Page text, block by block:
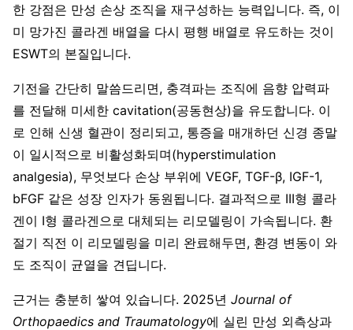
한 강점은 만성 손상 조직을 재구성하는 능력입니다. 즉, 이
미 망가진 콜라겐 배열을 다시 평행 배열로 유도하는 것이
ESWT의 본질입니다.
기전을 간단히 말씀드리면, 충격파는 조직에 음향 압력파
를 전달해 미세한 cavitation(공동현상)을 유도합니다. 이
로 인해 신생 혈관이 정리되고, 통증을 매개하던 신경 종말
이 일시적으로 비활성화되며(hyperstimulation
analgesia), 무엇보다 손상 부위에 VEGF, TGF-β, IGF-1,
bFGF 같은 성장 인자가 동원됩니다. 결과적으로 III형 콜라
겐이 I형 콜라겐으로 대체되는 리모델링이 가속됩니다. 환
절기 직전 이 리모델링을 미리 완료해두면, 환경 변동이 와
도 조직이 균열을 견딥니다.
근거는 충분히 쌓여 있습니다. 2025년 Journal of
Orthopaedics and Traumatology에 실린 만성 외측상과